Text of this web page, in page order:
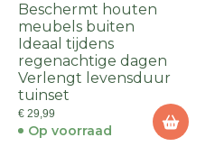
Beschermt houten
meubels buiten
Ideaal tijdens
regenachtige dagen
Verlengt levensduur
tuinset
€ 29,99
Op voorraad